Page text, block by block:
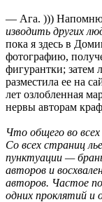
— Ага. ))) Напомню,
изводить других
пока я здесь в
фотографию,
фигурантки; затем
разместила ее на
лет озлобленная
нервы авторам
Что общего во
Со всех страниц
пунктуации —
авторов и
авторов. Частое
одних проклятий и